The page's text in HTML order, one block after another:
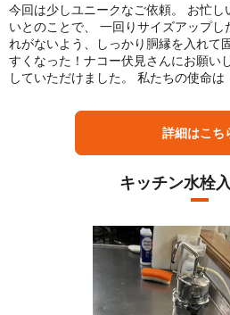
今回は少しユニークなご依頼。 お忙
いとのことで、 一回りサイズアップ
れがないよう、しっかり胴縁を入れて
すくなった！ナコー伏見さんにお願い
していただけました。 私たちの使命は
詳細はこち
キッチン水栓